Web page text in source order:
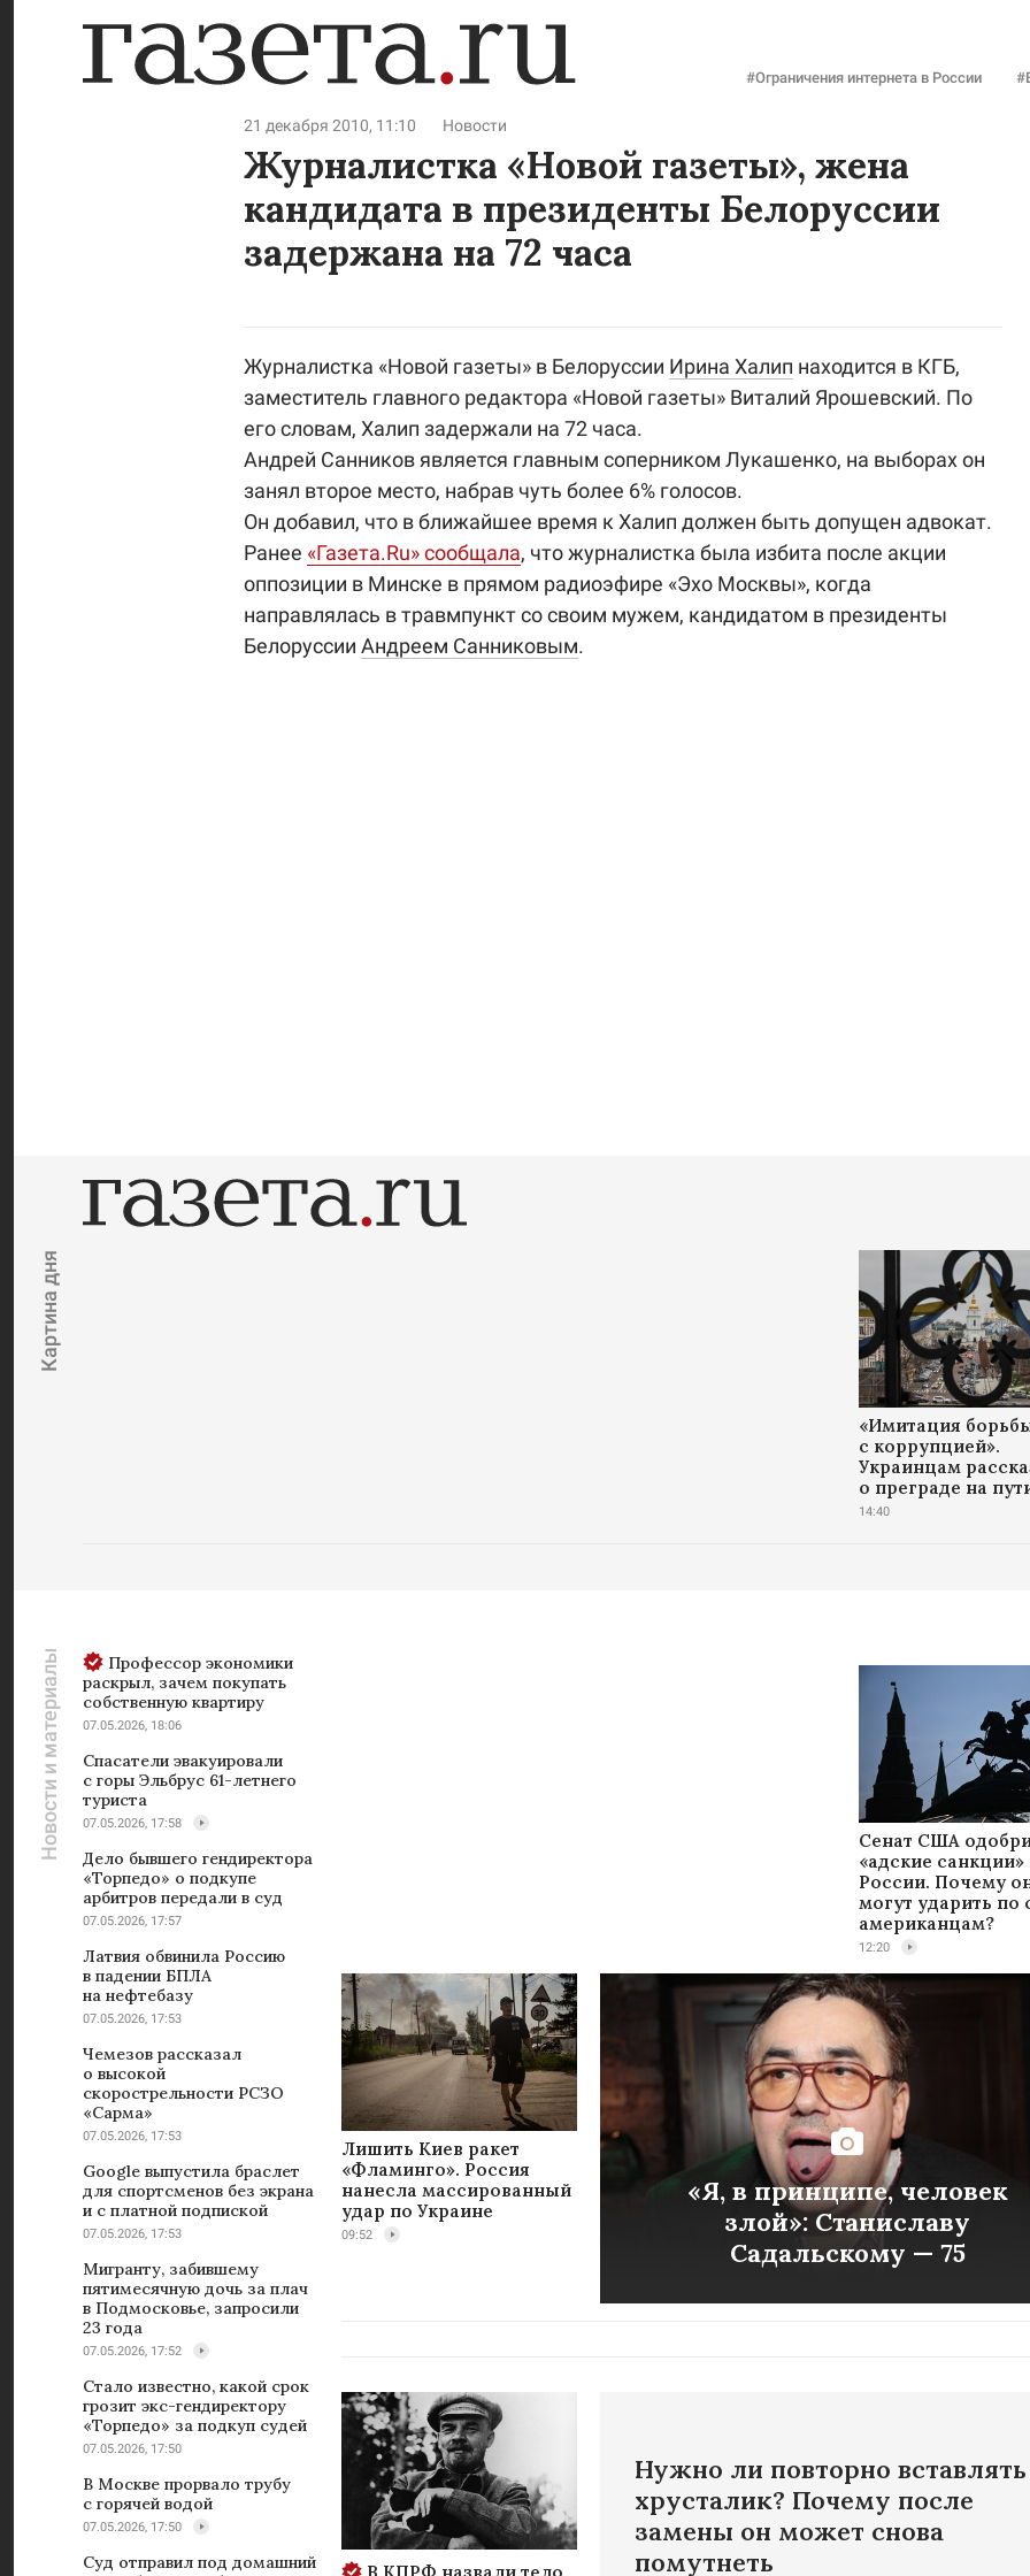
#Ограничения интернета в России
21 декабря 2010, 11:10 Новости
Журналистка «Новой газеты», жена
кандидата в президенты Белоруссии
задержана на 72 часа
Журналистка «Новой газеты» в Белоруссии Ирина Халип находится в КГБ,
заместитель главного редактора «Новой газеты» Виталий Ярошевский. По
его словам, Халип задержали на 72 часа.
Андрей Санников является главным соперником Лукашенко, на выборах он
занял второе место, набрав чуть более 6% голосов.
Он добавил, что в ближайшее время к Халип должен быть допущен адвокат.
Ранее «Газета.Ru» сообщала, что журналистка была избита после акции
оппозиции в Минске в прямом радиоэфире «Эхо Москвы», когда
направлялась в травмпункт со своим мужем, кандидатом в президенты
Белоруссии Андреем Санниковым.
Картина дня
«Имитация
с коррупцией».
Украинцам
о преграде на
14:40
Новости и материалы
Профессор экономики
раскрыл, зачем покупать
собственную квартиру
07.05.2026, 18:06
Спасатели эвакуировали
с горы Эльбрус 61-летнего
туриста
07.05.2026, 17:58
Дело бывшего гендиректора
«Торпедо» о подкупе
арбитров передали в суд
07.05.2026, 17:57
Латвия обвинила Россию
в падении БПЛА
на нефтебазу
07.05.2026, 17:53
Чемезов рассказал
о высокой
скорострельности РСЗО
«Сарма»
07.05.2026, 17:53
Google выпустила браслет
для спортсменов без экрана
и с платной подпиской
07.05.2026, 17:53
Мигранту, забившему
пятимесячную дочь за плач
в Подмосковье, запросили
23 года
07.05.2026, 17:52
Стало известно, какой срок
грозит экс-гендиректору
«Торпедо» за подкуп судей
07.05.2026, 17:50
В Москве прорвало трубу
с горячей водой
07.05.2026, 17:50
Суд отправил под домашний
Сенат США
«адские санкции»
России. Почему
могут ударить по
американцам?
12:20
Лишить Киев ракет
«Фламинго». Россия
нанесла массированный
удар по Украине
09:52
«Я, в принципе, человек
злой»: Станиславу
Садальскому — 75
Нужно ли повторно вставлять
хрусталик? Почему после
замены он может снова
помутнеть